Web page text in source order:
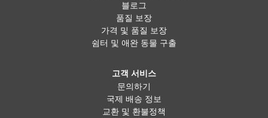
블로그
품질 보장
가격 및 품질 보장
쉼터 및 애완 동물 구출
고객 서비스
문의하기
국제 배송 정보
교환 및 환불정책